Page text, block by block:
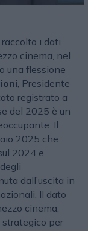
raccolto i dati
cinema, nel
una flessione
, Presidente
registrato a
del 2025 è un
Il
2025 che
2024 e
dall’uscita in
Il dato
cinema,
per